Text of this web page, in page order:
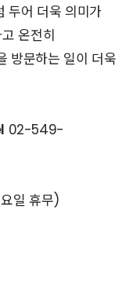
두어 더욱 의미가
온전히
방문하는 일이 더욱
02-549-
일 휴무)